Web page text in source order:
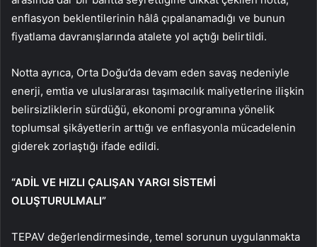
enflasyon beklentilerinin hâlâ çıpalanamadığı ve bunun
fiyatlama davranışlarında atalete yol açtığı belirtildi.
Notta ayrıca, Orta Doğu’da devam eden savaş nedeniyle
enerji, emtia ve uluslararası taşımacılık maliyetlerine ilişkin
belirsizliklerin sürdüğü, ekonomi programına yönelik
toplumsal şikâyetlerin arttığı ve enflasyonla mücadelenin
giderek zorlaştığı ifade edildi.
“ADİL VE HIZLI ÇALIŞAN YARGI SİSTEMİ
OLUŞTURULMALI”
TEPAV değerlendirmesinde, temel sorunun uygulanmakta